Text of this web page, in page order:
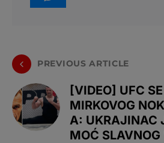
PREVIOUS ARTICLE
[VIDEO] UFC
MIRKOVOG
A: UKRAJINAC
MOĆ